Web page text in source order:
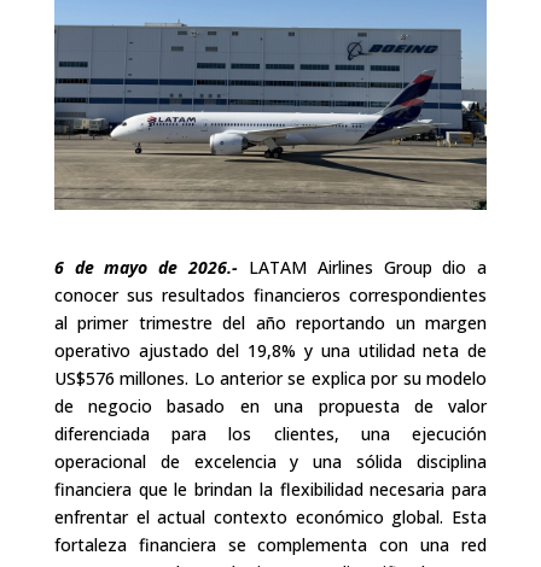
6 de mayo de 2026.- LATAM Airlines Group dio a
conocer sus resultados financieros correspondientes
al primer trimestre del año reportando un margen
operativo ajustado del 19,8% y una utilidad neta de
US$576 millones. Lo anterior se explica por su modelo
de negocio basado en una propuesta de valor
diferenciada para los clientes, una ejecución
operacional de excelencia y una sólida disciplina
financiera que le brindan la flexibilidad necesaria para
enfrentar el actual contexto económico global. Esta
fortaleza financiera se complementa con una red